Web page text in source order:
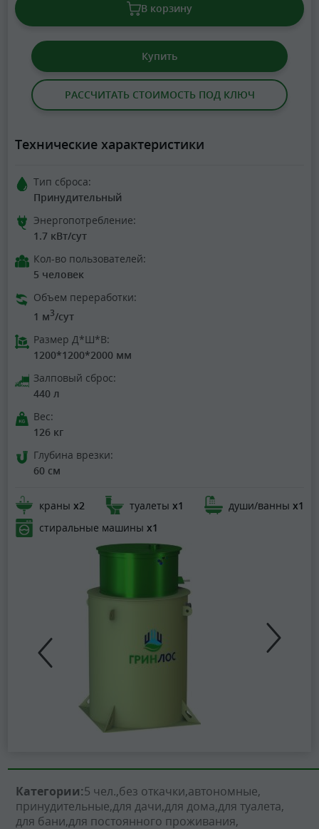
В корзину
Купить
РАССЧИТАТЬ СТОИМОСТЬ ПОД КЛЮЧ
Технические характеристики
Тип сброса:
Принудительный
Энергопотребление:
1.7 кВт/сут
Кол-во пользователей:
5 человек
Объем переработки:
1 м3/сут
Размер Д*Ш*В:
1200*1200*2000 мм
Залповый сброс:
440 л
Вес:
126 кг
Глубина врезки:
60 см
краны х2 туалеты х1 души/ванны х1
стиральные машины х1
Категории:5 чел. без откачки автономные
принудительные для дачи для дома для туалета
для бани для постоянного проживания